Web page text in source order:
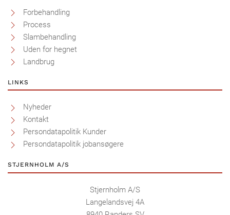
Forbehandling
Process
Slambehandling
Uden for hegnet
Landbrug
LINKS
Nyheder
Kontakt
Persondatapolitik Kunder
Persondatapolitik jobansøgere
STJERNHOLM A/S
Stjernholm A/S
Langelandsvej 4A